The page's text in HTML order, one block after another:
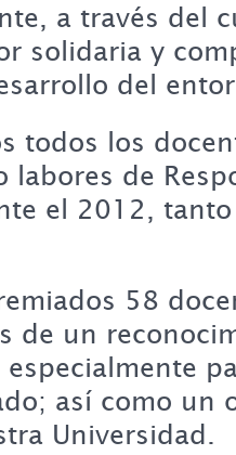
a través del
solidaria y
del
todos los
labores de
el 2012,
58
de un
así como un
Universidad.